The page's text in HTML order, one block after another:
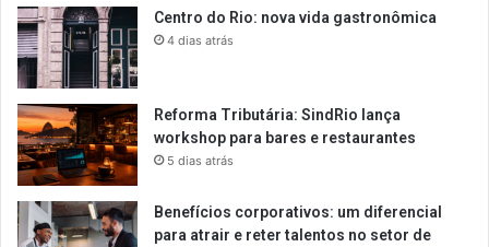
Centro do Rio: nova vida gastronômica
4 dias atrás
Reforma Tributária: SindRio lança
workshop para bares e restaurantes
5 dias atrás
Benefícios corporativos: um diferencial
para atrair e reter talentos no setor de